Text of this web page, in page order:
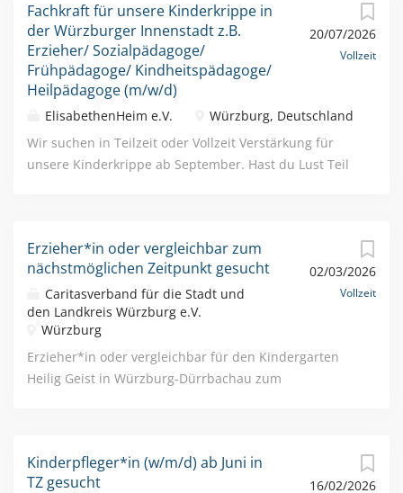
Jahressonderzahlung, SuE-Zulage, SuE-
Regenerationstage, etc.. Möglichkeit zur beruflichen
Fortbildung. Eigenverantwortliches Arbeiten. Bei
Rückfragen steht Ihnen Diakon Wagenhäuser,
Ständiger Vertreter des
Kirchenverwaltungsvorstandes, tel. gerne zur
Verfügung (Tel.: 0931/386 65 402). Bitte...
20/07/2026
Vollzeit
Fachkraft für unsere Kinderkrippe in
der Würzburger Innenstadt z.B.
Erzieher/ Sozialpädagoge/
Frühpädagoge/ Kindheitspädagoge/
Heilpädagoge (m/w/d)
ElisabethenHeim e.V.
Würzburg, Deutschland
Wir suchen in Teilzeit oder Vollzeit Verstärkung für
unsere Kinderkrippe ab September. Hast du Lust Teil
Unter dem Motto „Alle unter einem Dach“ befinden
sich in unserer Einrichtung Kinderkrippe,
Kindergarten, Vorschulgruppe, Schule und Hort.
Unsere Kolleg*innen arbeiten gerne bei uns, weil sie
sich bei uns wertgeschätzt und ernstgenommen
fühlen sie sich im Team wohlfühlen und tolle
Kolleg*innen haben sie ihre Vorstellungen einbringen
Finanzielle Vorteile/ Urlaub und Freizeit attraktive Verg
ütung nach dem AVR-Tarif (Caritas) 30 Tagen
02/03/2026
Vollzeit
Erzieher*in oder vergleichbar zum
nächstmöglichen Zeitpunkt gesucht
Caritasverband für die Stadt und
den Landkreis Würzburg e.V.
Würzburg
Erzieher*in oder vergleichbar für den Kindergarten
Heilig Geist in Würzburg-Dürrbachau zum
garten Heilig Geist in Würzburg-Dürrbachau in einem
engagierten und aufgeschlossenen Team
16/02/2026
Kinderpfleger*in (w/m/d) ab Juni in
TZ gesucht